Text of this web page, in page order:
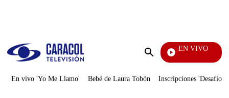
Enviar
EN VIVO
Día A Día
En vivo 'Yo Me Llamo' Bebé de Laura Tobón Inscripciones 'Desafío'